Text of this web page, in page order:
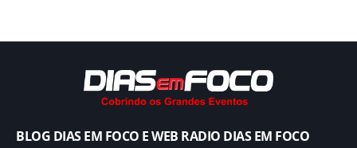
BLOG DIAS EM FOCO E WEB RADIO DIAS EM FOCO